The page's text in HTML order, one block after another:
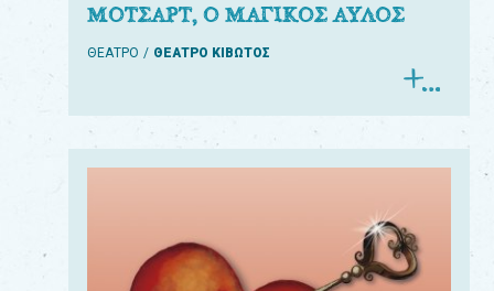
ΜΟΤΣΑΡΤ, Ο ΜΑΓΙΚΟΣ ΑΥΛΟΣ
ΘΕΑΤΡΟ ΘΕΑΤΡΟ ΚΙΒΩΤΟΣ